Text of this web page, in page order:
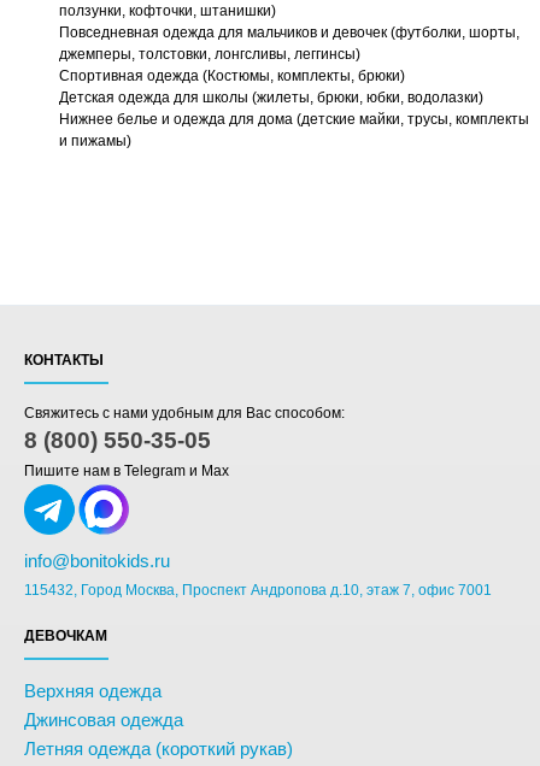
ползунки, кофточки, штанишки)
Повседневная одежда для мальчиков и девочек (футболки, шорты,
джемперы, толстовки, лонгсливы, леггинсы)
Спортивная одежда (Костюмы, комплекты, брюки)
Детская одежда для школы (жилеты, брюки, юбки, водолазки)
Нижнее белье и одежда для дома (детские майки, трусы, комплекты
и пижамы)
КОНТАКТЫ
Свяжитесь с нами удобным для Вас способом:
8 (800) 550-35-05
Пишите нам в Telegram и Max
info@bonitokids.ru
115432, Город Москва, Проспект Андропова д.10, этаж 7, офис 7001
ДЕВОЧКАМ
Верхняя одежда
Джинсовая одежда
Летняя одежда (короткий рукав)